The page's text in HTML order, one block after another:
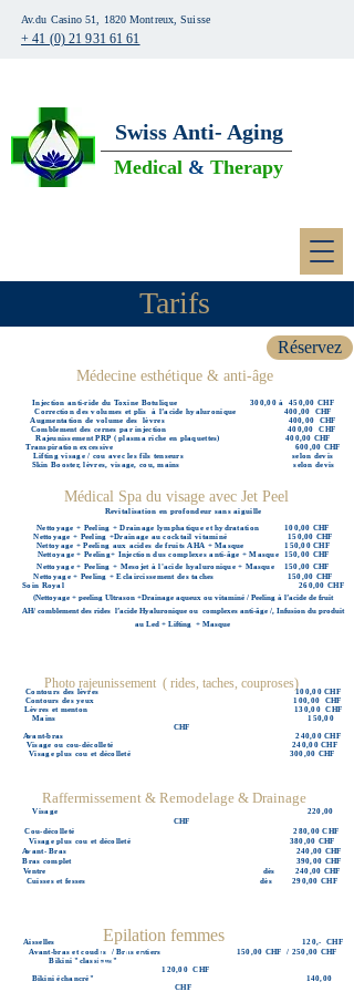
Av.du Casino 51, 1820 Montreux, Suisse
+ 41 (0) 21 931 61 61
Swiss Anti- Aging
Medical & Therapy
Tarifs
Réservez
Médecine esthétique & anti-âge
Injection anti-ride du Toxine Botulique 300,00 à 450,00 CHF
Correction des volumes et plis à l’acide hyaluronique 400,00 CHF
Augmentation de volume des lèvres 400,00 CHF
Comblement des cernes par injection 400,00 CHF
Rajeunissement PRP ( plasma riche en plaquettes) 400,00 CHF
Transpiration excessive 600,00 CHF
Lifting visage / cou avec les fils tenseurs selon devis
Skin Booster, lèvres, visage, cou, mains selon devis
Revitalisation en profondeur sans aiguille
Nettoyage + Peeling + Drainage lymphatique et hydratation 100,00 CHF
Nettoyage + Peeling +Drainage au cocktail vitaminé 150,00 CHF
Nettoyage + Peeling aux acides de fruits AHA + Masque 150,00 CHF
Nettoyage + Peeling+ Injection dus complexes anti-âge + Masque 150,00 CHF
Nettoyage + Peeling + Mesojet à l'acide hyaluronique + Masque150,00 CHF
Nettoyage + Peeling + Eclaircissement des taches 150,00 CHF
Soin Royal 260,00 CHF
(Nettoyage + peeling Ultrason +Drainage aqueux ou vitaminé / Peeling à l’acide de fruit
AH/ comblement des rides l’acide Hyaluronique ou complexes anti-âge /, Infusion du produit
au Led + Lifting + Masque
Contours des lèvres 100,00 CHF
Contours des yeux 100,00 CHF
Lèvres et menton 130,00 CHF
Mains 150,00
CHF
Avant-bras 240,00 CHF
Visage ou cou-décolleté 240,00 CHF
Visage plus cou et décolleté 300,00 CHF
Visage 220,00
CHF
Cou-décolleté 280,00 CHF
Visage plus cou et décolleté 380,00 CHF
Avant- Bras 240,00 CHF
Bras complet 390,00 CHF
Ventre dès 240,00 CHF
Cuisses et fesses dès 290,00 CHF
Aisselles 120,- CHF
Avant-bras et coudes / Bras entiers
150,00 CHF / 250,00 CHF
Bikini "classique"
120,00 CHF
Bikini échancré"
140,00
CHF
Médical Spa du visage avec Jet Peel
Raffermissement & Remodelage & Drainage
Epilation Homme
Photo rajeunissement ( rides, taches, couproses)
Epilation femmes